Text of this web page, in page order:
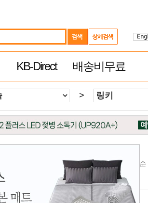
KB-Direct 배송비무료
>
제품평 많은순 빠른 배송순 추천순
무료 배송